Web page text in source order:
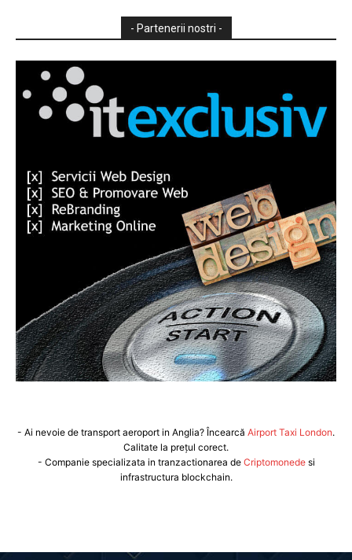
- Partenerii nostri -
- Ai nevoie de transport aeroport in Anglia? Încearcă Airport Taxi London.
Calitate la prețul corect.
- Companie specializata in tranzactionarea de Criptomonedesi
infrastructura blockchain.